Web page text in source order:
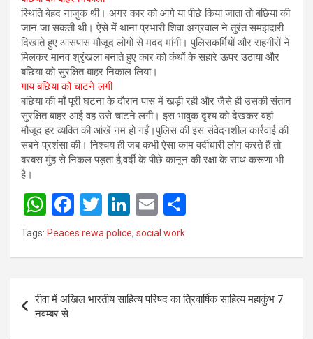
स्थिति बेहद नाजुक थी। अगर कार को आगे या पीछे किया जाता तो बछिया की
जान जा सकती थी। ऐसे में थाना प्रभारी शिवा अग्रवाल ने तुरंत समझदारी
दिखाते हुए आसपास मौजूद लोगों से मदद मांगी। पुलिसकर्मियों और राहगीरों ने
मिलकर मानव श्रृंखला बनाते हुए कार को कंधों के सहारे ऊपर उठाया और
बछिया को सुरक्षित बाहर निकाल लिया।
गाय बछिया को चाटने लगी
बछिया की माँ पूरी घटना के दौरान पास में खड़ी रही और जैसे ही उसकी संतान
सुरक्षित बाहर आई वह उसे चाटने लगी। इस भावुक दृश्य को देखकर वहां
मौजूद हर व्यक्ति की आंखें नम हो गईं।पुलिस की इस संवेदनशील कार्रवाई की
सबने प्रशंसा की। निश्चय ही जब कभी ऐसा काम वर्दीधारी लोग करते हैं तो
बरबस मुंह से निकल पड़ता है,वर्दी के पीछे कानून की रक्षा के साथ करूणा भी
है।
W
h
A
p
F
a
o
T
wi
Li
n
n
E
m
Tags: Peaces rewa police, social work
Post
navigation
रीवा में अखिल भारतीय साहित्य परिषद का त्रिवार्षिक साहित्य महाकुंभ 7
नवम्बर से